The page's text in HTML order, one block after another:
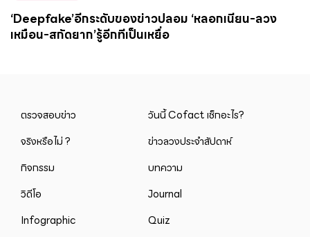
‘Deepfake’อีกระดับของข่าวปลอม ‘หลอกเนียน-ลวง
เหมือน-สกัดยาก’รู้อีกทีเป็นเหยื่อ
ตรวจสอบข่าว
วันนี้ Cofact เช็กอะไร?
จริงหรือไม่ ?
ข่าวลวงประจำสัปดาห์
กิจกรรม
บทความ
วิดีโอ
Journal
Infographic
Quiz